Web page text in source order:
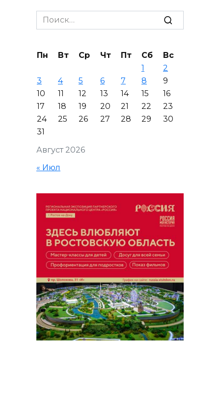
Search
for:
Август 2026
Пн Вт Ср Чт Пт Сб
Вс
1
2
3
4 5 6 7 8
9
10
11 12 13 14 15
16
17
18 19 20 21 22
23
24
25 26 27 28 29
30
31
« Июл